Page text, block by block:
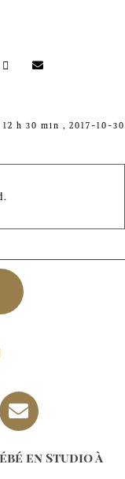
12 h 30 min , 2017-10-30
en Studio à